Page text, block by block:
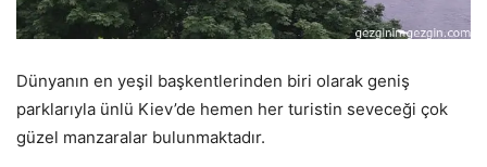
Dünyanın en yeşil başkentlerinden biri olarak geniş
parklarıyla ünlü Kiev’de hemen her turistin seveceği çok
güzel manzaralar bulunmaktadır.